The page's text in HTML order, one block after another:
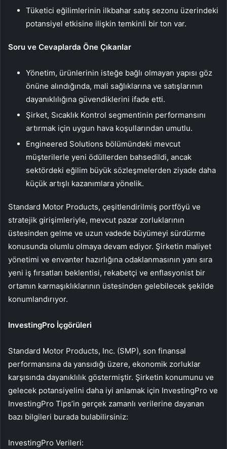
Tüketici eğilimlerinin ilkbahar satış sezonu üzerindeki
potansiyel etkisine ilişkin temkinli bir ton var.
Soru ve Cevaplarda Öne Çıkanlar
Yönetim, ürünlerinin isteğe bağlı olmayan yapısı göz
önüne alındığında, mali sağlıklarına ve satışlarının
dayanıklılığına güvendiklerini ifade etti.
Şirket, Sıcaklık Kontrol segmentinin performansını
artırmak için uygun hava koşullarından umutlu.
Engineered Solutions bölümündeki mevcut
müşterilerle yeni ödüllerden bahsedildi, ancak
sektördeki eğilim büyük sözleşmelerden ziyade daha
küçük artışlı kazanımlara yönelik.
Standard Motor Products, çeşitlendirilmiş portföyü ve
stratejik girişimleriyle, mevcut pazar zorluklarının
üstesinden gelme ve uzun vadede büyümeyi sürdürme
konusunda olumlu olmaya devam ediyor. Şirketin maliyet
yönetimi ve envanter hazırlığına odaklanmasının yanı sıra
yeni iş fırsatları beklentisi, rekabetçi ve enflasyonist bir
ortamın karmaşıklıklarının üstesinden gelebilecek şekilde
konumlandırıyor.
InvestingPro İçgörüleri
Standard Motor Products, Inc. (SMP), son finansal
performansına da yansıdığı üzere, ekonomik zorluklar
karşısında dayanıklılık göstermiştir. Şirketin konumunu ve
gelecek potansiyelini daha iyi anlamak için InvestingPro ve
InvestingPro Tips’in gerçek zamanlı verilerine dayanan
bazı bilgileri burada bulabilirsiniz:
InvestingPro Verileri: